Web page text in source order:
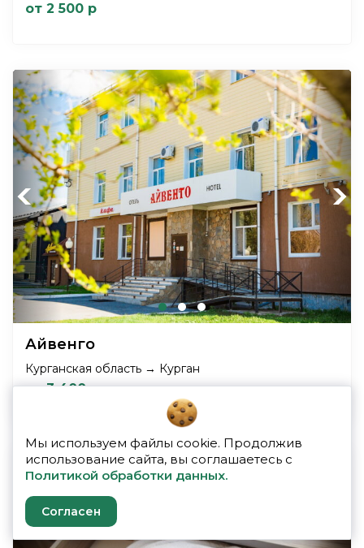
от 2 500 р
Previous Next
Айвенго
Курганская область → Курган
от 3 400 р
Мы используем файлы cookie. Продолжив
использование сайта, вы соглашаетесь с
Политикой обработки данных.
Согласен